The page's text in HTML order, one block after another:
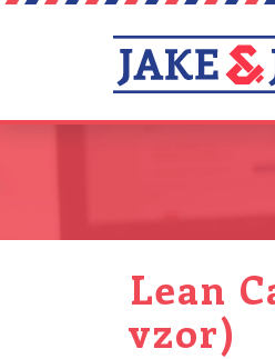
Lean
vzor)